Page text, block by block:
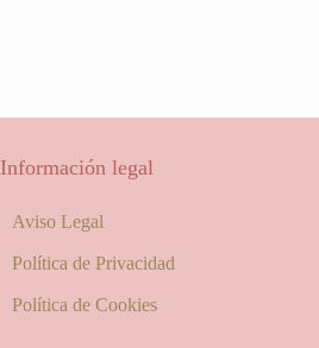
Información legal
Aviso Legal
Política de Privacidad
Política de Cookies